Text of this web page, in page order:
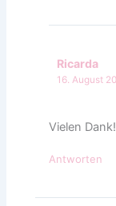
Ricarda
16. August
Vielen
Antworten